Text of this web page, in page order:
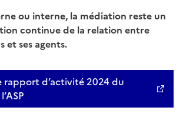
ou interne, la médiation reste un
continue de la relation entre
et ses agents.
rapport d’activité 2024 du